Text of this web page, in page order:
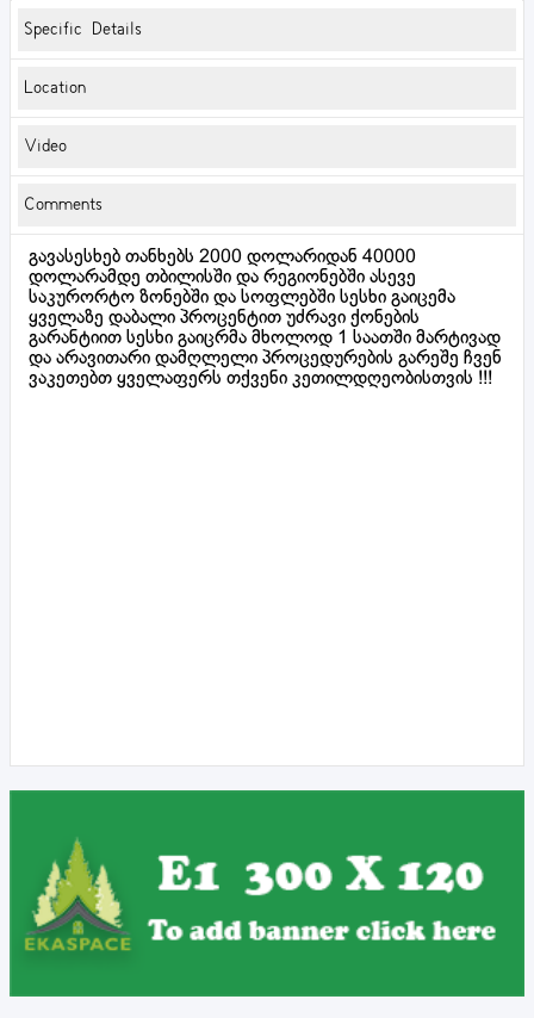
Specific Details
Location
Video
Comments
გავასესხებ თანხებს 2000 დოლარიდან 40000
დოლარამდე თბილისში და რეგიონებში ასევე
საკურორტო ზონებში და სოფლებში სესხი გაიცემა
ყველაზე დაბალი პროცენტით უძრავი ქონების
გარანტიით სესხი გაიცრმა მხოლოდ 1 საათში მარტივად
და არავითარი დამღლელი პროცედურების გარეშე ჩვენ
ვაკეთებთ ყველაფერს თქვენი კეთილდღეობისთვის !!!